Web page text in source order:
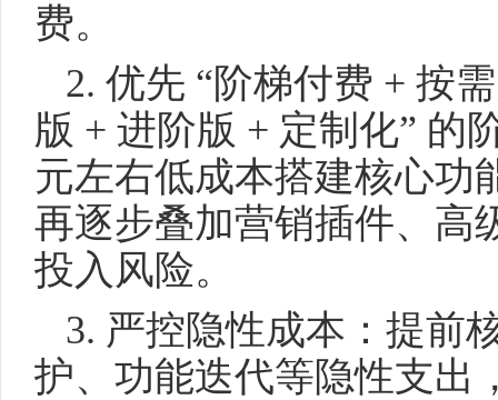
费。
2. 优先 “阶梯付费 + 按
版 + 进阶版 + 定制化” 的
元左右低成本搭建核心功
再逐步叠加营销插件、高
投入风险。
3. 严控隐性成本：提前
护、功能迭代等隐性支出